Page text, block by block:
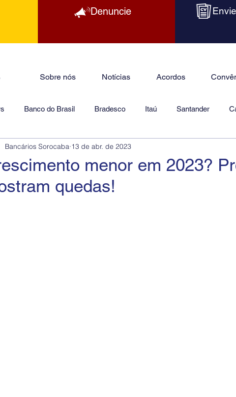
Denuncie
Sobre nós Notícias Acordos
Banco do Brasil Bradesco Itaú Santander
Financeiras Jurídico
menor em 2023?
quedas!
Bancários Sorocaba 13 de abr. de 2023